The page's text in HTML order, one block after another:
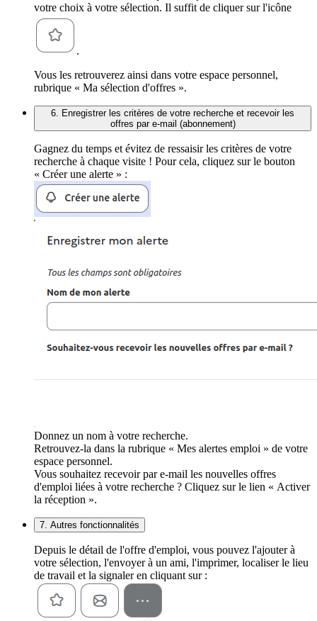
votre choix à votre sélection. Il suffit de cliquer sur l'icône
.
Vous les retrouverez ainsi dans votre espace personnel,
rubrique « Ma sélection d'offres ».
6. Enregistrer les critères de votre recherche et recevoir les
offres par e-mail (abonnement)
Gagnez du temps et évitez de ressaisir les critères de votre
recherche à chaque visite ! Pour cela, cliquez sur le bouton
« Créer une alerte » :
Donnez un nom à votre recherche.
Retrouvez-la dans la rubrique « Mes alertes emploi » de votre
espace personnel.
Vous souhaitez recevoir par e-mail les nouvelles offres
d'emploi liées à votre recherche ? Cliquez sur le lien « Activer
la réception ».
7. Autres fonctionnalités
Depuis le détail de l'offre d'emploi, vous pouvez l'ajouter à
votre sélection, l'envoyer à un ami, l'imprimer, localiser le lieu
de travail et la signaler en cliquant sur :